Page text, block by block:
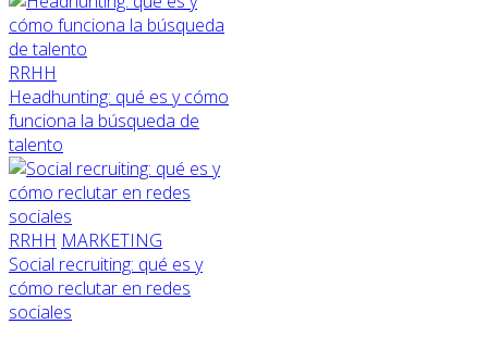
RRHH
Headhunting: qué es y cómo
funciona la búsqueda de
talento
RRHH MARKETING
Social recruiting: qué es y
cómo reclutar en redes
sociales